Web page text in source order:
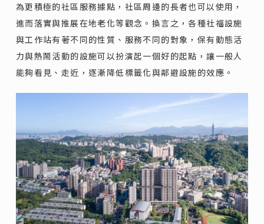
為更積極的社區服務據點，社區周邊的長者也可以使用，
進而落實與推展在地老化等觀念。換言之，各種社福設施
與工作站有著不同的性質、服務不同的對象，保有動態活
力與熱鬧活動的設施可以扮演起一個好的起點，讓一般人
能夠看見、走近，逐漸降低標籤化與鄰避設施的效應。